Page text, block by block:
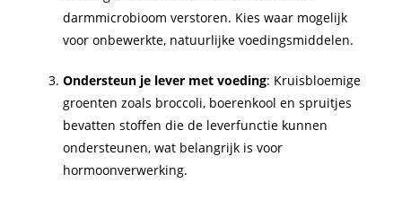
darmmicrobioom verstoren. Kies waar mogelijk
voor onbewerkte, natuurlijke voedingsmiddelen.
Ondersteun je lever met voeding: Kruisbloemige
groenten zoals broccoli, boerenkool en spruitjes
bevatten stoffen die de leverfunctie kunnen
ondersteunen, wat belangrijk is voor
hormoonverwerking.